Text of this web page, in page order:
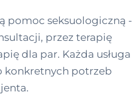
pomoc seksuologiczną -
przez terapię
dla par. Każda usługa
konkretnych potrzeb